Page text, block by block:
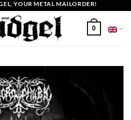
YOUR METAL MAILORDER!
0